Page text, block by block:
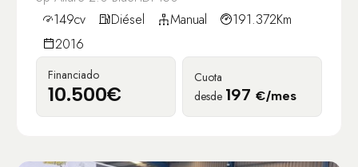
149cv
Diésel Manual
191.372Km
2016
Financiado
10.500€
Cuota
desde 197 €/mes